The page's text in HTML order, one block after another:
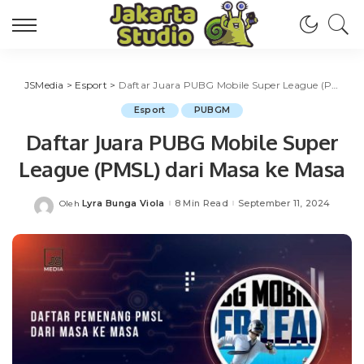
JSMedia > Esport > Daftar Juara PUBG Mobile Super League (PMSL) dari Masa ke Masa
Esport PUBGM
Daftar Juara PUBG Mobile Super
League (PMSL) dari Masa ke Masa
Posted
Oleh Lyra Bunga Viola 8 Min Read September 11, 2024